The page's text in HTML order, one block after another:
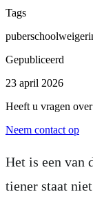
Tags
puber
Gepubliceerd
23 april 2026
Heeft u vragen
Neem contact op
Het is een van
tiener staat